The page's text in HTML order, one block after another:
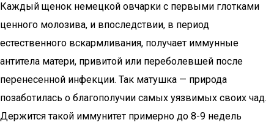
Каждый щенок немецкой овчарки с первыми глотками
ценного молозива, и впоследствии, в период
естественного вскармливания, получает иммунные
антитела матери, привитой или переболевшей после
перенесенной инфекции. Так матушка — природа
позаботилась о благополучии самых уязвимых своих чад.
Держится такой иммунитет примерно до 8-9 недель